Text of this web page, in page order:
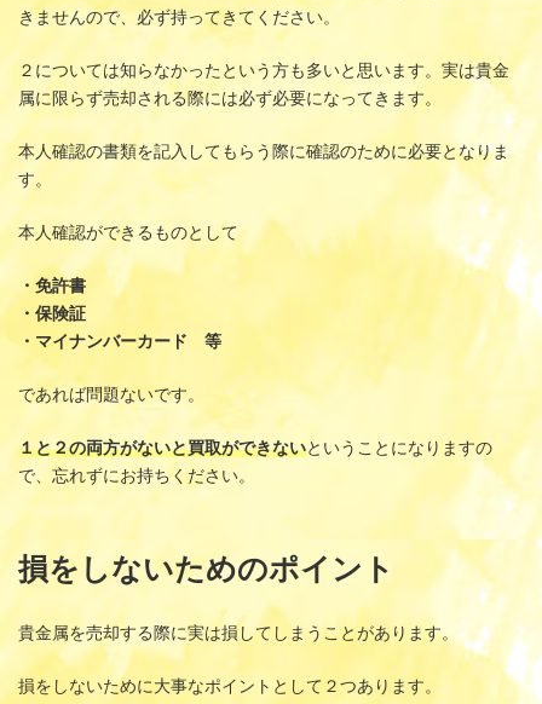
きませんので、必ず持ってきてください。
２については知らなかったという方も多いと思います。実は貴金
属に限らず売却される際には必ず必要になってきます。
本人確認の書類を記入してもらう際に確認のために必要となりま
す。
本人確認ができるものとして
・免許書
・保険証
・マイナンバーカード 等
であれば問題ないです。
１と２の両方がないと買取ができないということになりますの
で、忘れずにお持ちください。
損をしないためのポイント
貴金属を売却する際に実は損してしまうことがあります。
損をしないために大事なポイントとして２つあります。